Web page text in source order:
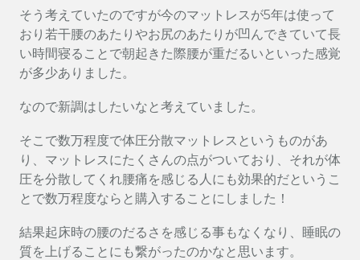
そう考えていたのですが今のマットレスが5年は使って
おり若干腰のあたりやお尻のあたりが凹んできていて長
い時間寝ることで朝起きた際腰が重だるいといった感覚
が多少ありました。
なので新調はしたいなと考えていました。
そこで数万程度で体圧分散マットレスというものがあ
り、マットレスにたくさんの点がついており、それが体
圧を分散してくれ腰痛を感じる人にも効果的だというこ
とで数万程度ならと購入することにしました！
結果起床時の腰のだるさを感じる事もなくなり、睡眠の
質を上げることにも繋がったのかなと思います。